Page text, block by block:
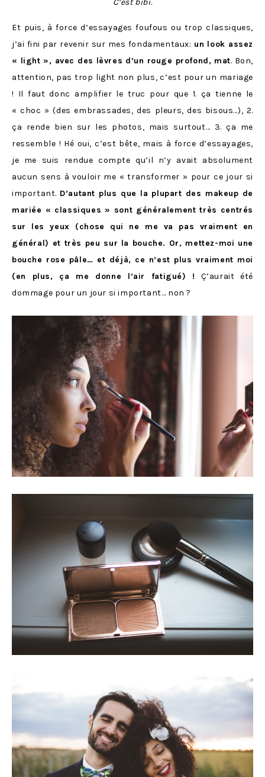
Et puis, à force d’essayages foufous ou trop classiques,
j’ai fini par revenir sur mes fondamentaux: un look assez
« light », avec des lèvres d’un rouge profond, mat. Bon,
attention, pas trop light non plus, c’est pour un mariage
! Il faut donc amplifier le truc pour que 1. ça tienne le
« choc » (des embrassades, des pleurs, des bisous…), 2.
ça rende bien sur les photos, mais surtout… 3. ça me
ressemble ! Hé oui, c’est bête, mais à force d’essayages,
je me suis rendue compte qu’il n’y avait absolument
aucun sens à vouloir me « transformer » pour ce jour si
important. D’autant plus que la plupart des makeup de
mariée « classiques » sont généralement très centrés
sur les yeux (chose qui ne me va pas vraiment en
général) et très peu sur la bouche. Or, mettez-moi une
bouche rose pâle… et déjà, ce n’est plus vraiment moi
(en plus, ça me donne l’air fatigué) !
Ç’aurait été
dommage pour un jour si important… non ?